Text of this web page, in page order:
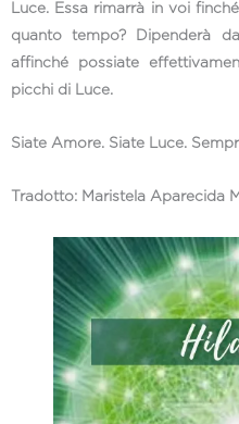
Luce. Essa rimarrà in voi
quanto tempo? Dipenderà
affinché possiate
picchi di Luce.
Siate Amore. Siate Luce.
Tradotto: Maristela Aparecida